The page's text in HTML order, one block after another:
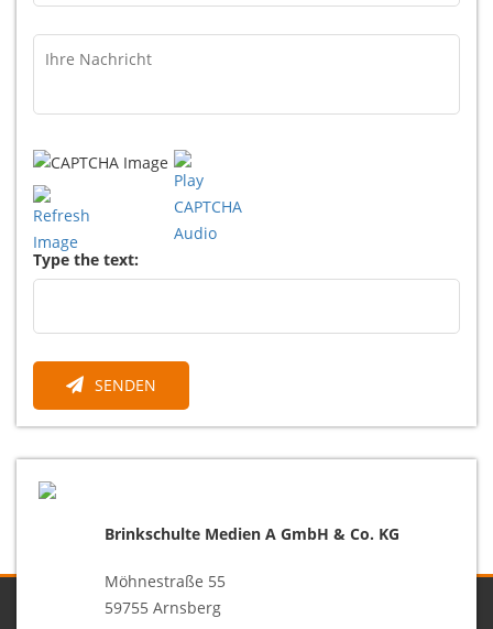
Type the text:
SENDEN
Brinkschulte Medien A GmbH & Co. KG
Möhnestraße 55
59755 Arnsberg